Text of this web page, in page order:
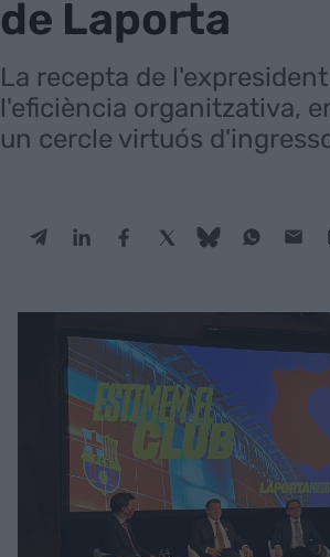
de Laporta
La recepta de
l'eficiència organitzativa,
un cercle virtuós